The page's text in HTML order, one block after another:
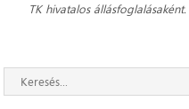
TK hivatalos állásfoglalásaként.